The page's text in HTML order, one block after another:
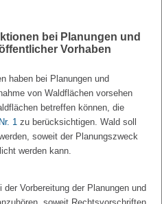
bei Planungen und
Vorhaben
haben bei Planungen und
von Waldflächen vorsehen
betreffen können, die
1 zu berücksichtigen. Wald soll
soweit der Planungszweck
werden kann.
Vorbereitung der Planungen und